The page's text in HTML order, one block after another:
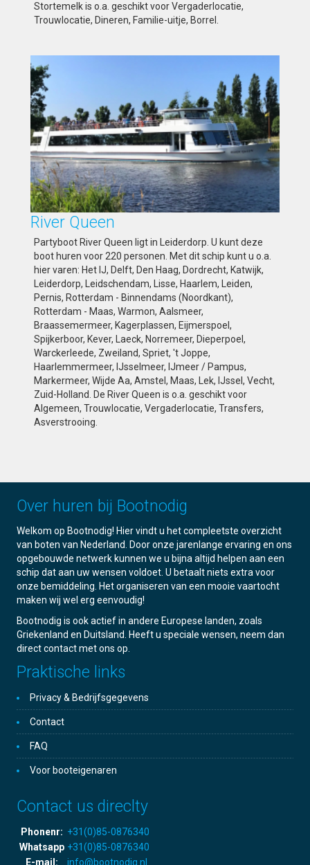
Stortemelk is o.a. geschikt voor Vergaderlocatie,
Trouwlocatie, Dineren, Familie-uitje, Borrel.
River Queen
Partyboot River Queen ligt in Leiderdorp. U kunt deze
boot huren voor 220 personen. Met dit schip kunt u o.a.
hier varen: Het IJ, Delft, Den Haag, Dordrecht, Katwijk,
Leiderdorp, Leidschendam, Lisse, Haarlem, Leiden,
Pernis, Rotterdam - Binnendams (Noordkant),
Rotterdam - Maas, Warmon, Aalsmeer,
Braassemermeer, Kagerplassen, Eijmerspoel,
Spijkerboor, Kever, Laeck, Norremeer, Dieperpoel,
Warckerleede, Zweiland, Spriet, 't Joppe,
Haarlemmermeer, IJsselmeer, IJmeer / Pampus,
Markermeer, Wijde Aa, Amstel, Maas, Lek, IJssel, Vecht,
Zuid-Holland. De River Queen is o.a. geschikt voor
Algemeen, Trouwlocatie, Vergaderlocatie, Transfers,
Asverstrooing.
Over huren bij Bootnodig
Welkom op Bootnodig! Hier vindt u het compleetste overzicht
van boten van Nederland. Door onze jarenlange ervaring en ons
opgebouwde netwerk kunnen we u bijna altijd helpen aan een
schip dat aan uw wensen voldoet. U betaalt niets extra voor
onze bemiddeling. Het organiseren van een mooie vaartocht
maken wij wel erg eenvoudig!
Bootnodig is ook actief in andere Europese landen, zoals
Griekenland en Duitsland. Heeft u speciale wensen, neem dan
direct contact met ons op.
Praktische links
Privacy & Bedrijfsgegevens
Contact
FAQ
Voor booteigenaren
Contact us direclty
Phonenr: +31(0)85-0876340
Whatsapp +31(0)85-0876340
E-mail:
info@bootnodig.nl